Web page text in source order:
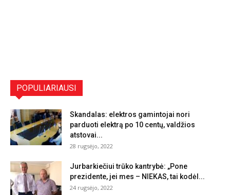
POPULIARIAUSI
Skandalas: elektros gamintojai nori
parduoti elektrą po 10 centų, valdžios
atstovai...
28 rugsėjo, 2022
Jurbarkiečiui trūko kantrybė: „Pone
prezidente, jei mes – NIEKAS, tai kodėl...
24 rugsėjo, 2022